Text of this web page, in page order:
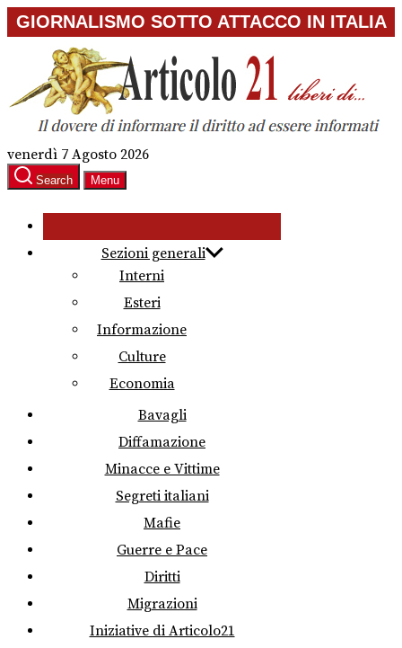
Skip
to
content
GIORNALISMO SOTTO ATTACCO IN ITALIA
venerdì 7 Agosto 2026
Search Menu
Sezioni generali
Interni
Esteri
Informazione
Culture
Economia
Bavagli
Diffamazione
Minacce e Vittime
Segreti italiani
Mafie
Guerre e Pace
Diritti
Migrazioni
Iniziative di Articolo21